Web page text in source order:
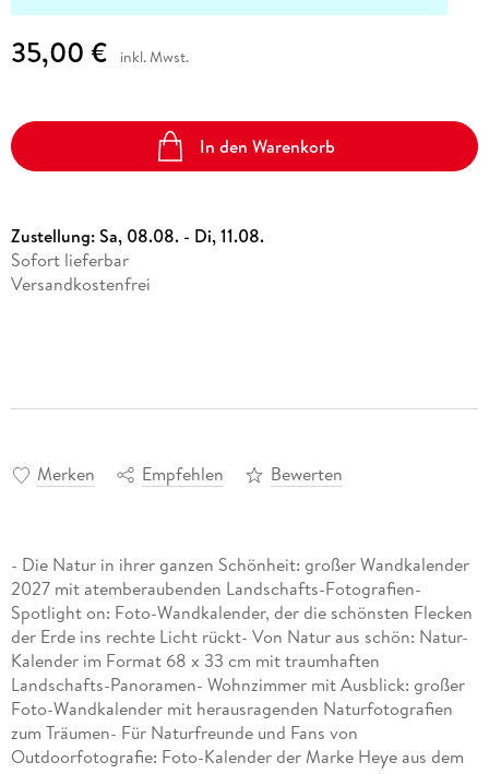
35,00 € inkl. Mwst.
In den Warenkorb
Zustellung:Sa, 08.08. - Di, 11.08.
Sofort lieferbar
Versandkostenfrei
Merken Empfehlen Bewerten
- Die Natur in ihrer ganzen Schönheit: großer Wandkalender
2027 mit atemberaubenden Landschafts-Fotografien-
Spotlight on: Foto-Wandkalender, der die schönsten Flecken
der Erde ins rechte Licht rückt- Von Natur aus schön: Natur-
Kalender im Format 68 x 33 cm mit traumhaften
Landschafts-Panoramen- Wohnzimmer mit Ausblick: großer
Foto-Wandkalender mit herausragenden Naturfotografien
zum Träumen- Für Naturfreunde und Fans von
Outdoorfotografie: Foto-Kalender der Marke Heye aus dem